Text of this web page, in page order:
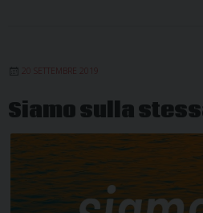
20 SETTEMBRE 2019
Siamo sulla